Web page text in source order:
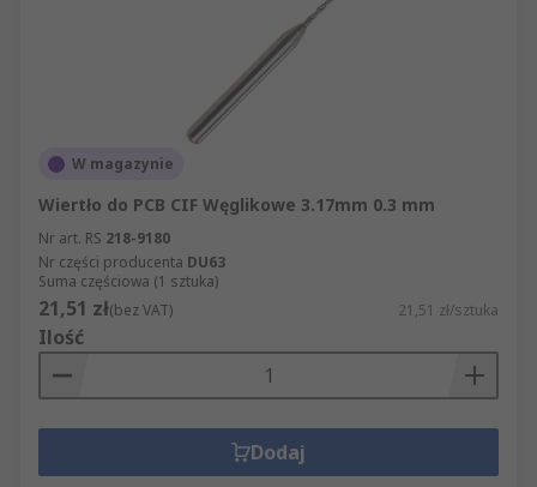
W magazynie
Wiertło do PCB CIF Węglikowe 3.17mm 0.3 mm
Nr art. RS 218-9180
Nr części producenta DU63
Suma częściowa (1 sztuka)
21,51 zł(bez VAT) 21,51 zł/sztuka
Ilość
Dodaj